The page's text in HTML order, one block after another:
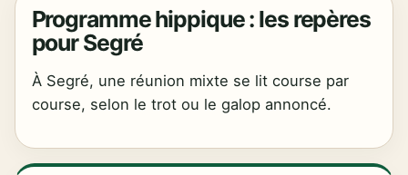
Programme hippique : les repères
pour Segré
À Segré, une réunion mixte se lit course par
course, selon le trot ou le galop annoncé.